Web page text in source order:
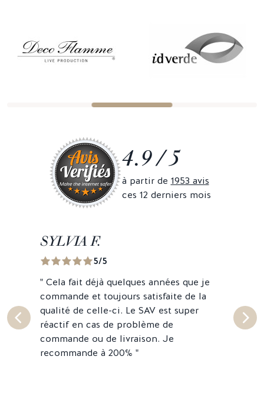
4.9 / 5
à partir de 1953 avis
ces 12 derniers mois
SYLVIA F.
5/5
" Cela fait déjà quelques années que je
commande et toujours satisfaite de la
qualité de celle-ci. Le SAV est super
réactif en cas de problème de
commande ou de livraison. Je
recommande à 200% "
Et